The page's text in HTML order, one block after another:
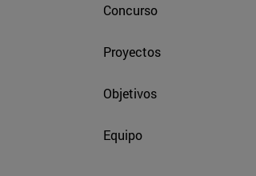
Concurso
Proyectos
Objetivos
Equipo